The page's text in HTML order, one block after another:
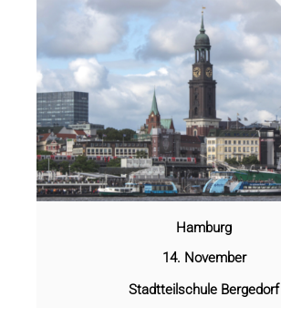
Hamburg
14. November
Stadtteilschule Bergedorf